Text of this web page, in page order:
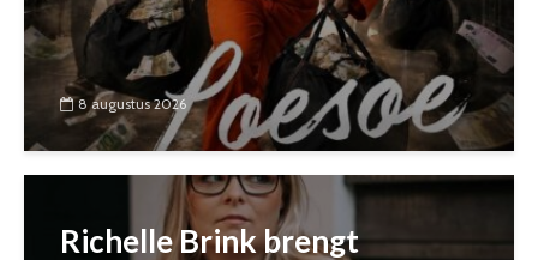
8 augustus 2026
Richelle Brink brengt